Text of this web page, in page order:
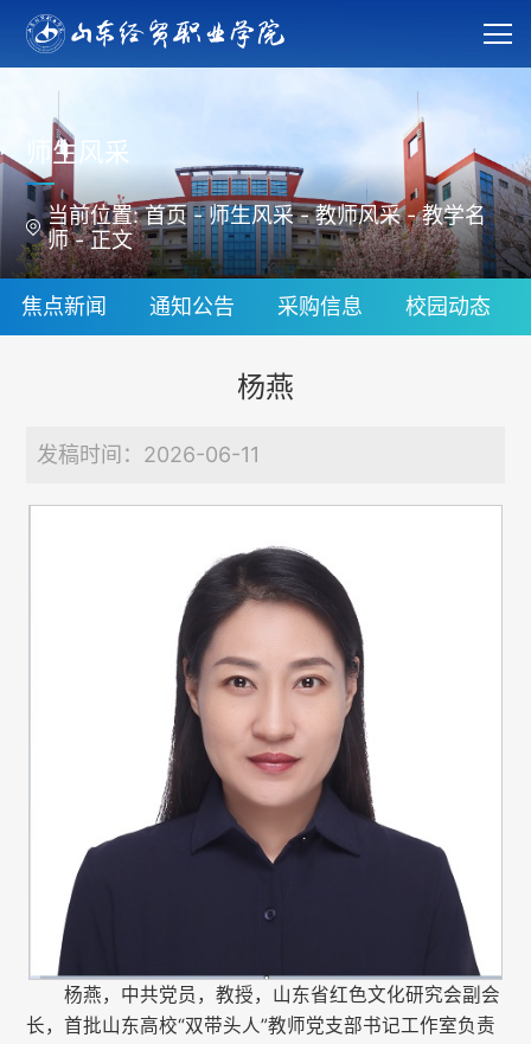
师生风采
当前位置:首页 -师生风采-教师风采-教学名
师-正文
焦点新闻 通知公告 采购信息 校园动态
杨燕
发稿时间：2026-06-11
杨燕，中共党员，教授，山东省红色文化研究会副会
长，首批山东高校“双带头人”教师党支部书记工作室负责